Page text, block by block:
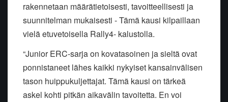
rakennetaan määrätietoisesti, tavoitteellisesti ja
suunnitelman mukaisesti - Tämä kausi kilpaillaan
vielä etuvetoisella Rally4- kalustolla.
“Junior ERC-sarja on kovatasoinen ja sieltä ovat
ponnistaneet lähes kaikki nykyiset kansainvälisen
tason huippukuljettajat. Tämä kausi on tärkeä
askel kohti pitkän aikavälin tavoitetta. En voi